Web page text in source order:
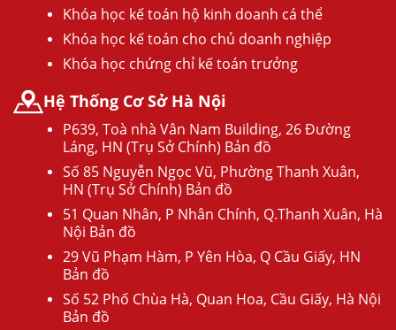
Khóa học kế toán hộ kinh doanh cá thể
Khóa học kế toán cho chủ doanh nghiệp
Khóa học chứng chỉ kế toán trưởng
Hệ Thống Cơ Sở Hà Nội
P639, Toà nhà Vân Nam Building, 26 Đường
Láng, HN (Trụ Sở Chính) Bản đồ
Số 85 Nguyễn Ngọc Vũ, Phường Thanh Xuân,
HN (Trụ Sở Chính) Bản đồ
51 Quan Nhân, P Nhân Chính, Q.Thanh Xuân, Hà
Nội Bản đồ
29 Vũ Phạm Hàm, P Yên Hòa, Q Cầu Giấy, HN
Bản đồ
Số 52 Phố Chùa Hà, Quan Hoa, Cầu Giấy, Hà Nội
Bản đồ